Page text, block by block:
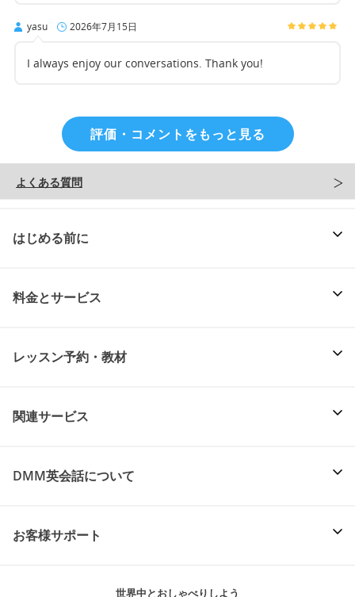
yasu 2026年7月15日
I always enjoy our conversations. Thank you!
評価・コメントをもっと見る
よくある質問
はじめる前に
料金とサービス
レッスン予約・教材
関連サービス
DMM英会話について
お客様サポート
世界中とおしゃべりしよう